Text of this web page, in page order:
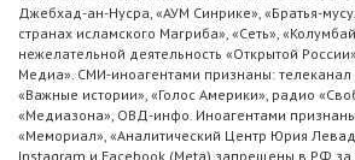
Джебхад-ан-Нусра, «АУМ Синрике», «Братья-
странах исламского Магриба», «Сеть»,
нежелательной деятельность «Открытой
Медиа». СМИ-иноагентами признаны:
«Важные истории», «Голос Америки», радио
«Медиазона», ОВД-инфо. Иноагентами
«Мемориал», «Аналитический Центр Юрия
Instagram и Facebook (Metа) запрещены в РФ за